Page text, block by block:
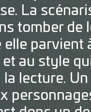
La
tomber de
elle parvient
au style
lecture.